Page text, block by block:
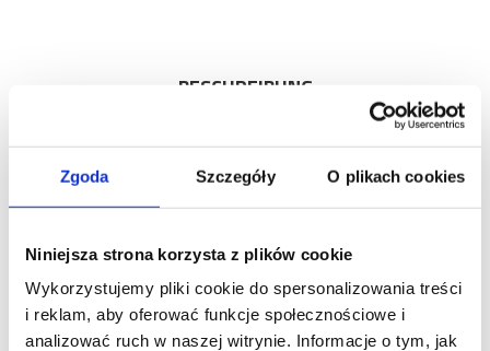
Zgoda Szczegóły O plikach cookies
Niniejsza strona korzysta z plików cookie
Wykorzystujemy pliki cookie do spersonalizowania treści
i reklam, aby oferować funkcje społecznościowe i
analizować ruch w naszej witrynie. Informacje o tym, jak
BESCHREIBUNG
SYSTEMLAGER
MOB